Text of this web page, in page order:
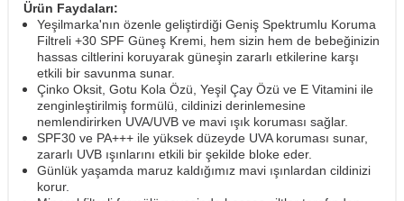
Ürün Faydaları:
Yeşilmarka'nın özenle geliştirdiği Geniş Spektrumlu Koruma
Filtreli +30 SPF Güneş Kremi, hem sizin hem de bebeğinizin
hassas ciltlerini koruyarak güneşin zararlı etkilerine karşı
etkili bir savunma sunar.
Çinko Oksit, Gotu Kola Özü, Yeşil Çay Özü ve E Vitamini ile
zenginleştirilmiş formülü, cildinizi derinlemesine
nemlendirirken UVA/UVB ve mavi ışık koruması sağlar.
SPF30 ve PA+++ ile yüksek düzeyde UVA koruması sunar,
zararlı UVB ışınlarını etkili bir şekilde bloke eder.
Günlük yaşamda maruz kaldığımız mavi ışınlardan cildinizi
korur.